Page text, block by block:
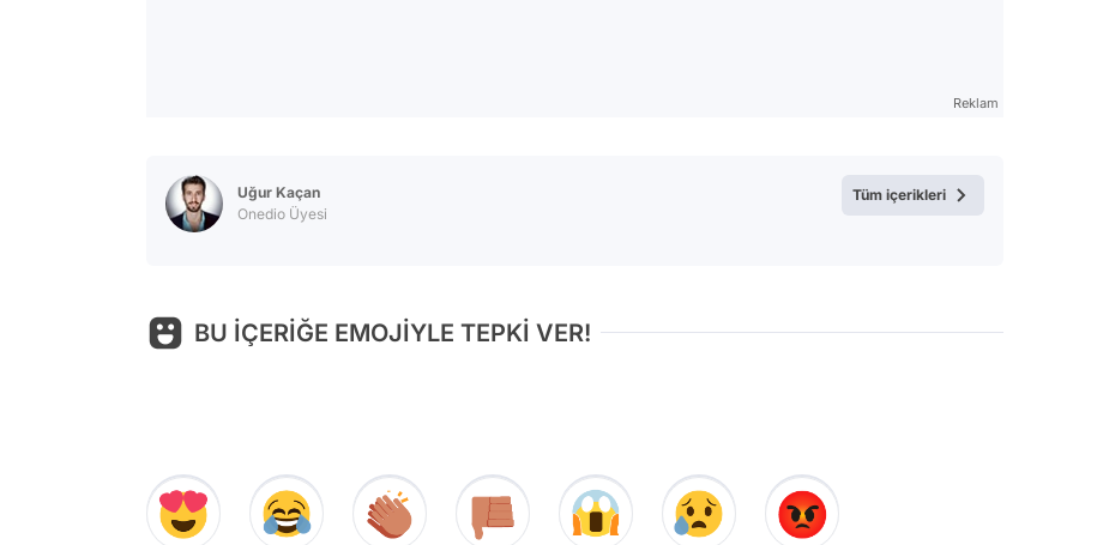
Reklam
Uğur Kaçan
Onedio Üyesi
Tüm içerikleri
BU İÇERİĞE EMOJİYLE TEPKİ VER!